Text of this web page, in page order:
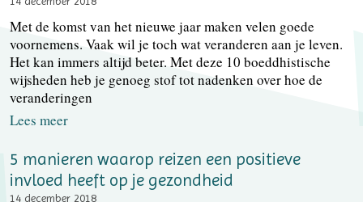
Met de komst van het nieuwe jaar maken velen goede
voornemens. Vaak wil je toch wat veranderen aan je leven.
Het kan immers altijd beter. Met deze 10 boeddhistische
wijsheden heb je genoeg stof tot nadenken over hoe de
veranderingen
Lees meer
5 manieren waarop reizen een positieve
invloed heeft op je gezondheid
14 december 2018